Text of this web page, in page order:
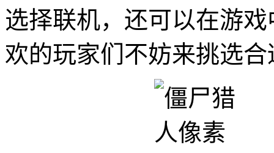
选择联机，还可以在游
欢的玩家们不妨来挑选